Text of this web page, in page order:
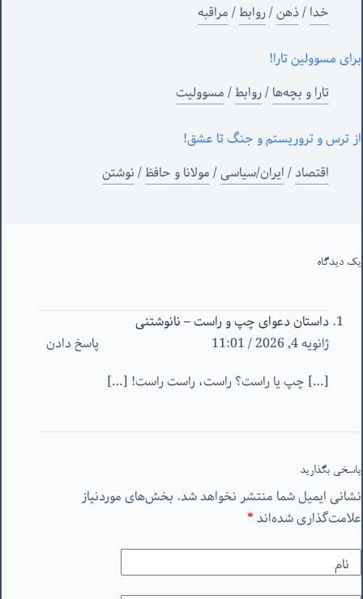
خدا/ذهن/روابط/مراقبه
برای مسوولین تارا!
تارا و بچه‌ها/روابط/مسوولیت
از ترس و تروریستم و جنگ تا عشق!
اقتصاد/ایران/سیاسی/مولانا و حافظ/نوشتن
یک دیدگاه
داستان دعوای چپ و راست – نانوشتنی
ژانویه 4, 2026 / 11:01
پاسخ دادن
[…] چپ یا راست؟ راست، راست راست! […]
پاسخی بگذارید
نشانی ایمیل شما منتشر نخواهد شد. بخش‌های موردنیاز
علامت‌گذاری شده‌اند*
نام